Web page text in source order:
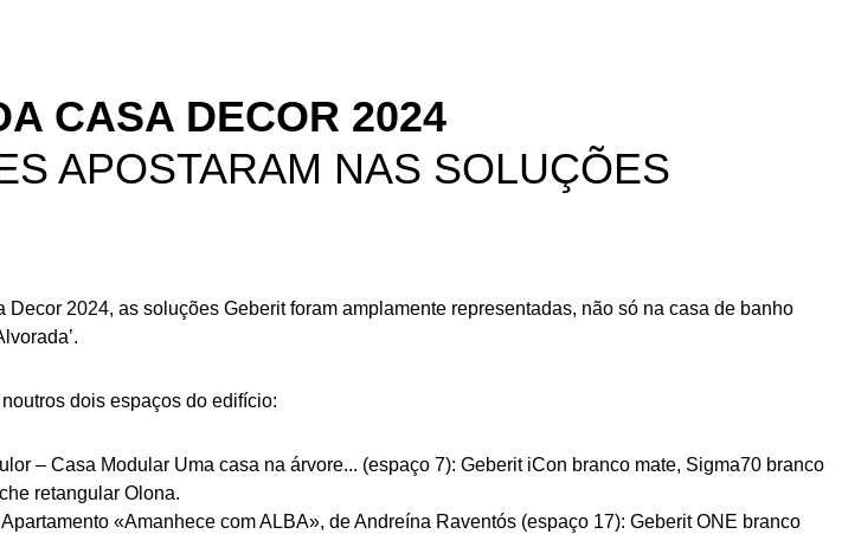
CASA DECOR 2024
APOSTARAM NAS SOLUÇÕES
Decor 2024, as soluções Geberit foram amplamente representadas, não só na casa de banho
dois espaços do edifício:
– Casa Modular Uma casa na árvore... (espaço 7): Geberit iCon branco mate, Sigma70 branco
retangular Olona.
«Amanhece com ALBA», de Andreína Raventós (espaço 17): Geberit ONE branco